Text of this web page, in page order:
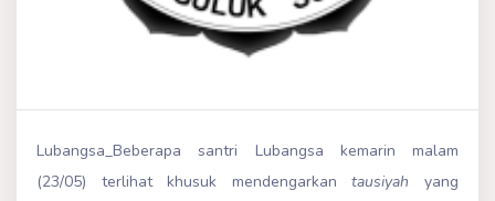
Lubangsa_Beberapa santri Lubangsa kemarin malam
(23/05) terlihat khusuk mendengarkantausiyahyang